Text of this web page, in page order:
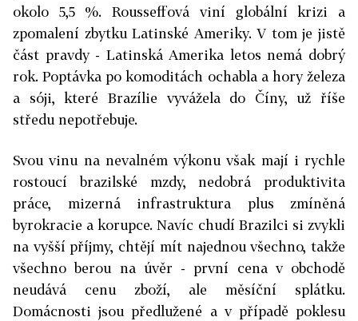
okolo 5,5 %. Rousseffová viní globální krizi a
zpomalení zbytku Latinské Ameriky. V tom je jistě
část pravdy - Latinská Amerika letos nemá dobrý
rok. Poptávka po komoditách ochabla a hory železa
a sóji, které Brazílie vyvážela do Číny, už říše
středu nepotřebuje.
Svou vinu na nevalném výkonu však mají i rychle
rostoucí brazilské mzdy, nedobrá produktivita
práce, mizerná infrastruktura plus zmíněná
byrokracie a korupce. Navíc chudí Brazilci si zvykli
na vyšší příjmy, chtějí mít najednou všechno, takže
všechno berou na úvěr - první cena v obchodě
neudává cenu zboží, ale měsíční splátku.
Domácnosti jsou předlužené a v případě poklesu